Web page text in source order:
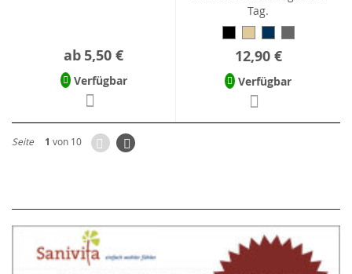
ab 5,50 €
Verfügbar
Tag.
12,90 €
Verfügbar
Seite 1 von 10 ZurückSeite
Weiter